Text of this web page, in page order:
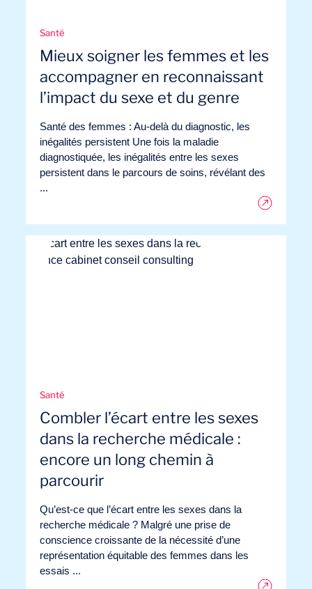
Notre aventure
Santé
Mieux soigner les femmes et les
accompagner en reconnaissant
l’impact du sexe et du genre
Santé des femmes : Au-delà du diagnostic, les
inégalités persistent Une fois la maladie
diagnostiquée, les inégalités entre les sexes
persistent dans le parcours de soins, révélant des
...
Santé
Combler l’écart entre les sexes
dans la recherche médicale :
encore un long chemin à
parcourir
Qu’est-ce que l’écart entre les sexes dans la
recherche médicale ? Malgré une prise de
conscience croissante de la nécessité d’une
représentation équitable des femmes dans les
essais ...